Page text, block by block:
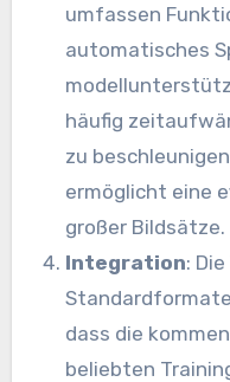
umfassen
automatisches
häufig
zu
ermöglicht eine
großer Bildsätze.
Integration:
dass die
beliebten